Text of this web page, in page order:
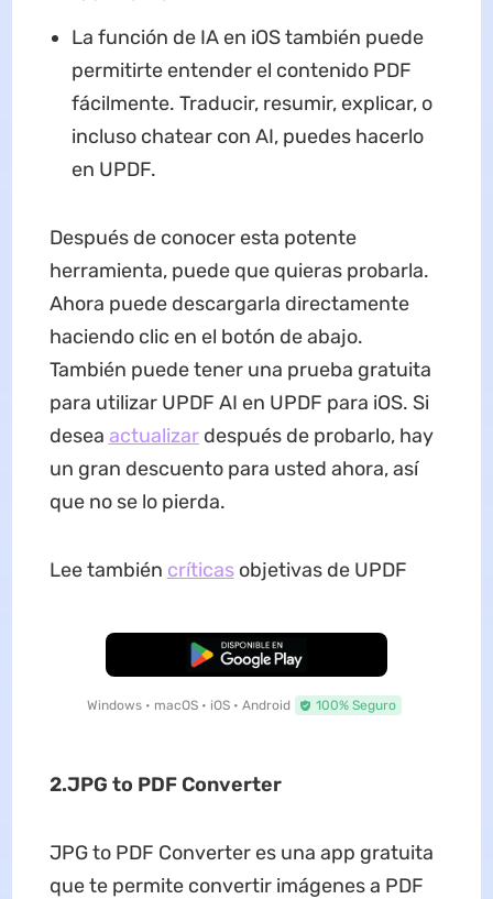
La función de IA en iOS también puede
permitirte entender el contenido PDF
fácilmente. Traducir, resumir, explicar, o
incluso chatear con AI, puedes hacerlo
en UPDF.
Después de conocer esta potente
herramienta, puede que quieras probarla.
Ahora puede descargarla directamente
haciendo clic en el botón de abajo.
También puede tener una prueba gratuita
para utilizar UPDF AI en UPDF para iOS. Si
desea actualizardespués de probarlo, hay
un gran descuento para usted ahora, así
que no se lo pierda.
Lee también críticasobjetivas de UPDF
Descarga Gratuita
Windows • macOS • iOS • Android 100% Seguro
2.JPG to PDF Converter
JPG to PDF Converter es una app gratuita
que te permite convertir imágenes a PDF